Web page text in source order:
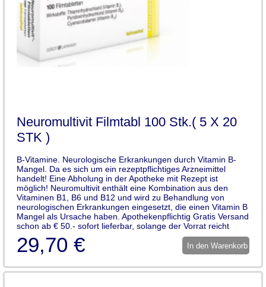
Neuromultivit Filmtabl 100 Stk.( 5 X 20
STK )
B-Vitamine. Neurologische Erkrankungen durch Vitamin B-
Mangel. Da es sich um ein rezeptpflichtiges Arzneimittel
handelt! Eine Abholung in der Apotheke mit Rezept ist
möglich! Neuromultivit enthält eine Kombination aus den
Vitaminen B1, B6 und B12 und wird zu Behandlung von
neurologischen Erkrankungen eingesetzt, die einen Vitamin B
Mangel als Ursache haben. Apothekenpflichtig Gratis Versand
schon ab € 50.- sofort lieferbar, solange der Vorrat reicht
29,70 € In den Warenkorb